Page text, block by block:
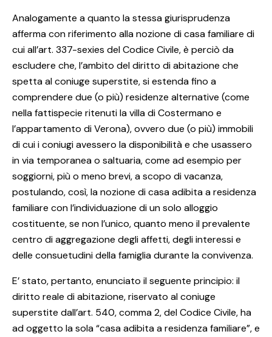
Analogamente a quanto la stessa giurisprudenza
afferma con riferimento alla nozione di casa familiare di
cui all’art. 337-sexies del Codice Civile, è perciò da
escludere che, l’ambito del diritto di abitazione che
spetta al coniuge superstite, si estenda fino a
comprendere due (o più) residenze alternative (come
nella fattispecie ritenuti la villa di Costermano e
l’appartamento di Verona), ovvero due (o più) immobili
di cui i coniugi avessero la disponibilità e che usassero
in via temporanea o saltuaria, come ad esempio per
soggiorni, più o meno brevi, a scopo di vacanza,
postulando, così, la nozione di casa adibita a residenza
familiare con l’individuazione di un solo alloggio
costituente, se non l’unico, quanto meno il prevalente
centro di aggregazione degli affetti, degli interessi e
delle consuetudini della famiglia durante la convivenza.
E’ stato, pertanto, enunciato il seguente principio: il
diritto reale di abitazione, riservato al coniuge
superstite dall’art. 540, comma 2, del Codice Civile, ha
ad oggetto la sola “casa adibita a residenza familiare”, e